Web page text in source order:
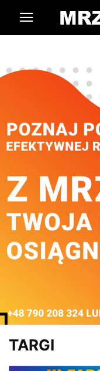
TARGI